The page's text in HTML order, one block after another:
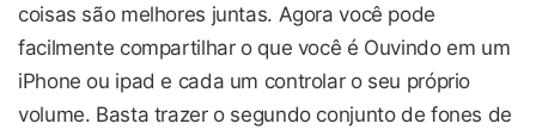
coisas são melhores juntas. Agora você pode
facilmente compartilhar o que você é Ouvindo em um
iPhone ou ipad e cada um controlar o seu próprio
volume. Basta trazer o segundo conjunto de fones de